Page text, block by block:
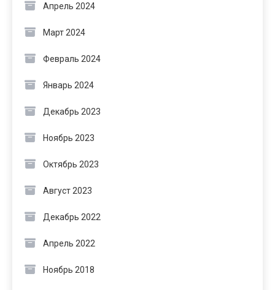
Апрель 2024
Март 2024
Февраль 2024
Январь 2024
Декабрь 2023
Ноябрь 2023
Октябрь 2023
Август 2023
Декабрь 2022
Апрель 2022
Ноябрь 2018